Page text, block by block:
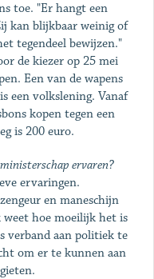
toe. "Er hangt een
kan blijkbaar weinig of
tegendeel bewijzen."
de kiezer op 25 mei
Een van de wapens
een volkslening. Vanaf
kopen tegen een
is 200 euro.
ervaren?
ervaringen.
en maneschijn
hoe moeilijk het is
verband aan politiek te
om er te kunnen aan